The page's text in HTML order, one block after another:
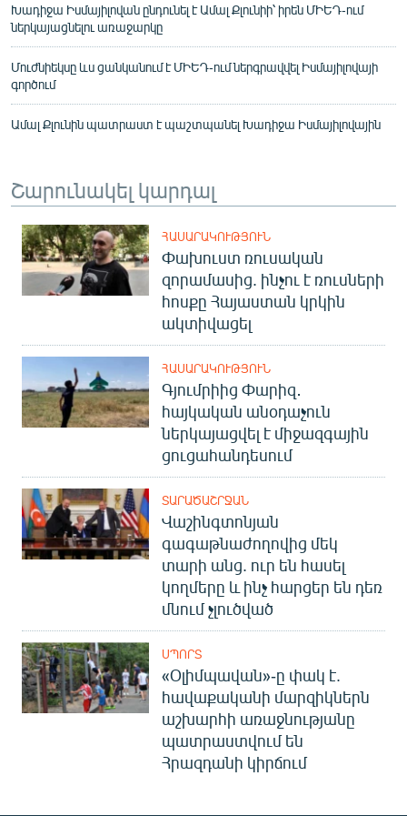
Խադիջա Իսմայիլովան ընդունել է Ամալ Քլունիի՝ իրեն ՄԻԵԴ-ում
ներկայացնելու առաջարկը
Մուժնիեկսը ևս ցանկանում է ՄԻԵԴ-ում ներգրավվել Իսմայիլովայի
գործում
Ամալ Քլունին պատրաստ է պաշտպանել Խադիջա Իսմայիլովային
Շարունակել կարդալ
ՀԱՍԱՐԱԿՈՒԹՅՈՒՆ
Փախուստ ռուսական
զորամասից. ինչու է ռուսների
հոսքը Հայաստան կրկին
ակտիվացել
ՀԱՍԱՐԱԿՈՒԹՅՈՒՆ
Գյումրիից Փարիզ․
հայկական անօդաչուն
ներկայացվել է միջազգային
ցուցահանդեսում
ՏԱՐԱԾԱՇՐՋԱՆ
Վաշինգտոնյան
գագաթնաժողովից մեկ
տարի անց. ուր են հասել
կողմերը և ինչ հարցեր են դեռ
մնում չլուծված
ՍՊՈՐՏ
«Օլիմպավան»-ը փակ է.
հավաքականի մարզիկներն
աշխարհի առաջնությանը
պատրաստվում են
Հրազդանի կիրճում